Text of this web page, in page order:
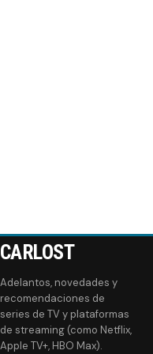
CARLOST
Adelantos, novedades y
recomendaciones de
series de TV y plataformas
de streaming (como Netflix,
Apple TV+, HBO Max).